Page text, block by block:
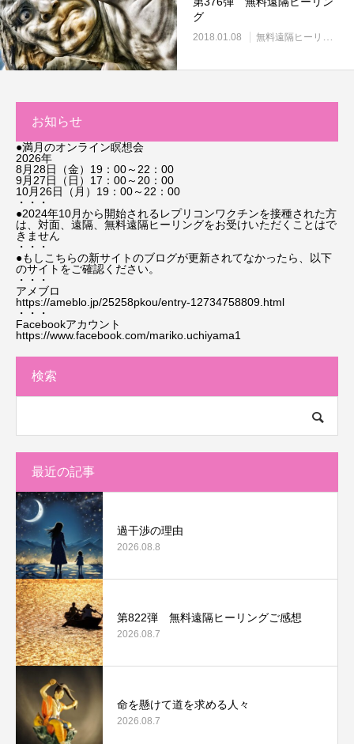
グ
2018.01.08 無料遠隔ヒーリング
お知らせ
●満月のオンライン瞑想会
2026年
8月28日（金）19：00～22：00
9月27日（日）17：00～20：00
10月26日（月）19：00～22：00
・・・
●2024年10月から開始されるレプリコンワクチンを接種された方
は、対面、遠隔、無料遠隔ヒーリングをお受けいただくことはで
きません
・・・
●もしこちらの新サイトのブログが更新されてなかったら、以下
のサイトをご確認ください。
・・・
アメブロ
https://ameblo.jp/25258pkou/entry-12734758809.html
・・・
Facebookアカウント
https://www.facebook.com/mariko.uchiyama1
検索
最近の記事
過干渉の理由
2026.08.8
第822弾 無料遠隔ヒーリングご感想
2026.08.7
命を懸けて道を求める人々
2026.08.7